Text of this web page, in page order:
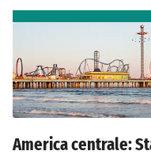
America centrale: